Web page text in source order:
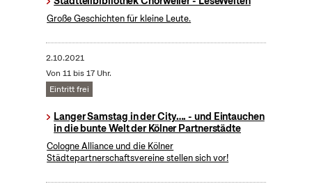
Große Geschichten für kleine Leute.
2.10.2021
Von 11 bis 17 Uhr.
Eintritt frei
Langer Samstag in der City…. - und Eintauchen
in die bunte Welt der Kölner Partnerstädte
Cologne Alliance und die Kölner
Städtepartnerschaftsvereine stellen sich vor!